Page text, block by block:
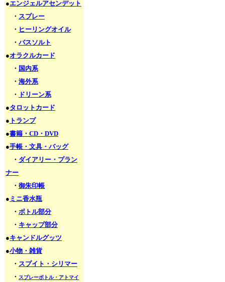
●エンジェルアセンデット
・ スプレー
・ ヒーリングオイル
・ バスソルト
●オラクルカード
・ 国内系
・ 海外系
・ ドリーン系
●タロットカード
● トランプ
●書籍・CD・DVD
●手帳・文具・バッグ
・ ダイアリー・プラン
ナー
・ 御朱印帳
● ミニ香水瓶
・ ボトル部分
・ キャップ部分
●キャンドルグッツ
●小物・雑貨
・ スプイト・シリマー
・ スプレーボトル・アトマイ